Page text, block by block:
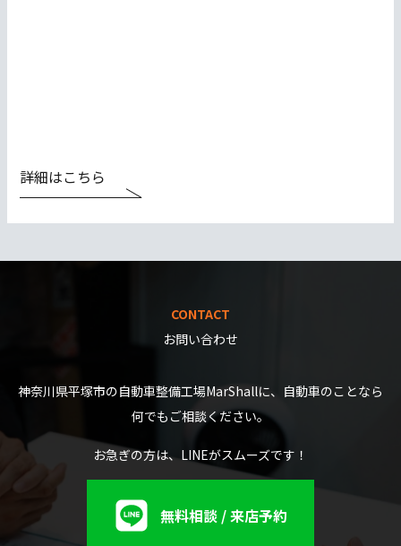
詳細はこちら
CONTACT
お問い合わせ
神奈川県平塚市の自動車整備工場MarShallに、自動車のことなら
何でもご相談ください。
お急ぎの方は、LINEがスムーズです！
無料相談 / 来店予約